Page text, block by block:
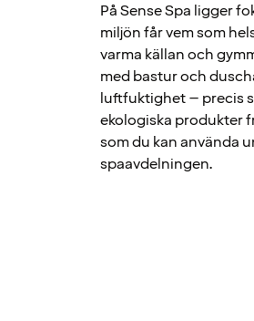
På Sense Spa ligger
miljön får vem som
varma källan och
med bastur och
luftfuktighet – precis
ekologiska produkter
som du kan använda
spaavdelningen.